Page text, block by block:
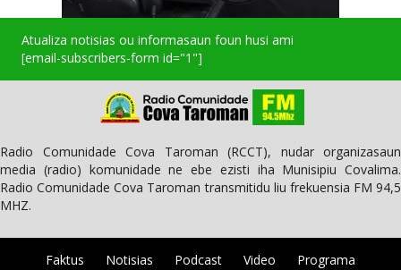
Atualiza notisias ou informasaun foun husi ami
[email-subscribers-form id="1"]
Radio Comunidade Cova Taroman (RCCT), nudar organizasaun
media (radio) komunidade ne ebe ezisti iha Munisipiu Covalima.
Radio Comunidade Cova Taroman transmitidu liu frekuensia FM 94,5
MHZ.
Faktus Notisias Podcast Video Programa